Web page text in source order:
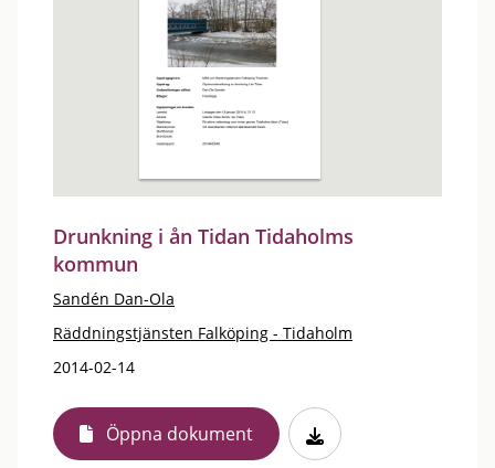
Drunkning i ån Tidan Tidaholms
kommun
Sandén Dan-Ola
Räddningstjänsten Falköping - Tidaholm
2014-02-14
Öppna dokument